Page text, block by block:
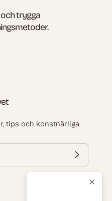
trygga
tips och konstnärliga